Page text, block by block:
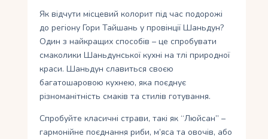
Як відчути місцевий колорит під час подорожі
до регіону Гори Тайшань у провінції Шаньдун?
Один з найкращих способів – це спробувати
смаколики Шаньдунської кухні на тлі природної
краси. Шаньдун славиться своєю
багатошаровою кухнею, яка поєднує
різноманітність смаків та стилів готування.
Спробуйте класичні страви, такі як “Люйсан” –
гармонійне поєднання риби, м’яса та овочів, або